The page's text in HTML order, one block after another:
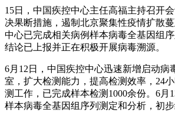
15日，中国疾控中心主任高福主持召开
决果断措施，遏制北京聚集性疫情扩散
中心已完成相关病例样本病毒全基因组
结论已上报并正在积极开展病毒溯源。
6月12日，中国疾控中心迅速新增启动病
室，扩大检测能力，提高检测效率，24
测工作，已完成样本检测1000余份。6月
样本病毒全基因组序列测定和分析，初